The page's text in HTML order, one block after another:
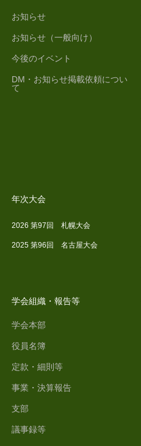
お知らせ
お知らせ（一般向け）
今後のイベント
DM・お知らせ掲載依頼につい
て
年次大会
2026 第97回 札幌大会
2025 第96回 名古屋大会
学会組織・報告等
学会本部
役員名簿
定款・細則等
事業・決算報告
支部
議事録等